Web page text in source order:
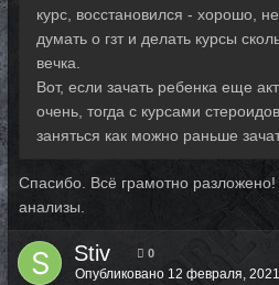
курс, восстановился - хорошо,
думать о гзт и делать курсы
вечка.
Вот, если зачать ребенка еще
очень, тогда с курсами
заняться как можно раньше
Спасибо. Всё грамотно
анализы.
Stiv 0
Опубликовано 12 февраля, 2021